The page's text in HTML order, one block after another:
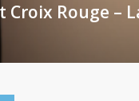
Croix Rouge –